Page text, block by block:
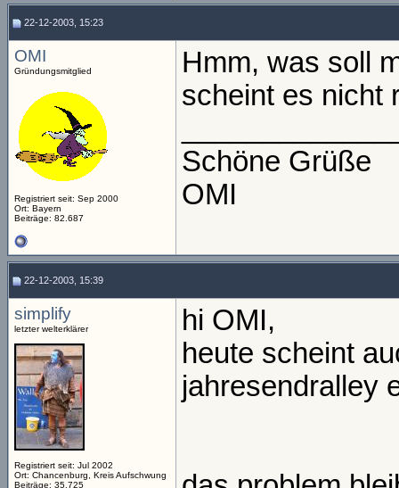
22-12-2003, 15:23
OMI
Gründungsmitglied
Registriert seit: Sep 2000
Ort: Bayern
Beiträge: 82.687
Hmm, was soll
scheint es nicht
Schöne Grüße
OMI
22-12-2003, 15:39
simplify
letzter welterklärer
Registriert seit: Jul 2002
Ort: Chancenburg, Kreis Aufschwung
Beiträge: 35.725
hi OMI,
heute scheint
jahresendralley